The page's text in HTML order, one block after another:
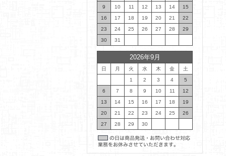
9
10 11 12 13 14
15
16
17 18 19 20 21
22
23
24 25 26 27 28
29
30
31
2026年9月
日 月 火 水 木 金
土
1
2 3 4
5
6
7 8 9 10 11
12
13
14 15 16 17 18
19
20
21 22 23 24 25
26
27
28 29 30